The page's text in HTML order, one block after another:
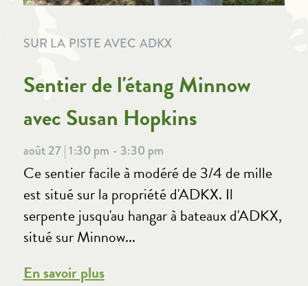
SUR LA PISTE AVEC ADKX
Sentier de l'étang Minnow
avec Susan Hopkins
août 27 | 1:30 pm - 3:30 pm
Ce sentier facile à modéré de 3/4 de mille
est situé sur la propriété d'ADKX. Il
serpente jusqu'au hangar à bateaux d'ADKX,
situé sur Minnow...
En savoir plus